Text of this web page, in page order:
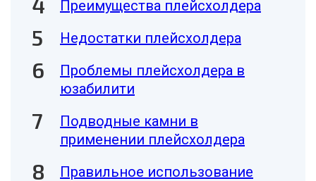
Преимущества плейсхолдера
Недостатки плейсхолдера
Проблемы плейсхолдера в
юзабилити
Подводные камни в
применении плейсхолдера
Правильное использование